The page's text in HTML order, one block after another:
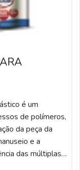
é um
de polímeros,
da peça da
e a
das múltiplas